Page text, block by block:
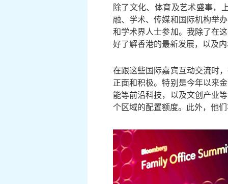
除了文化、体育及艺术盛事，
融、学术、传媒和国际机构举
和学术界人士参加。我除了在
好了解香港的最新发展，以及
在跟这些国际嘉宾互动交流时
正面和积极。特别是今年以来
能等前沿科技，以及文创产业
个区域的配置额度。此外，他